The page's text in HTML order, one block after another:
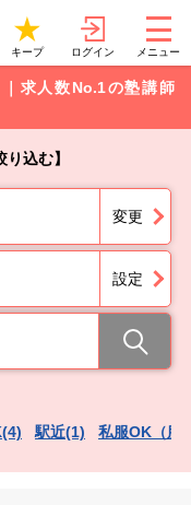
キープ ログイン メニュー
求人数No.1の塾講師
込む】
変更
設定
駅近(1) 私服OK（服